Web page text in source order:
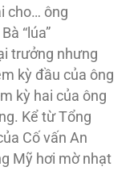
cho… ông
“lúa”
trưởng nhưng
kỳ đầu của ông
kỳ hai của ông
Kể từ Tổng
Cố vấn An
Mỹ hơi mờ nhạt